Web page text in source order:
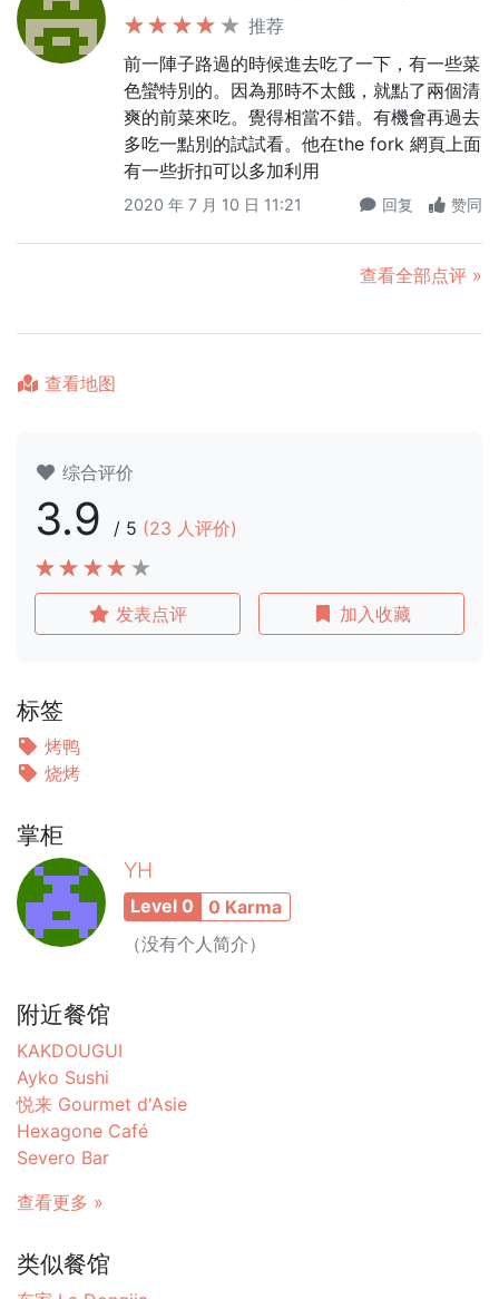
推荐
前一陣子路過的時候進去吃了一下，有一些菜
色蠻特別的。因為那時不太餓，就點了兩個清
爽的前菜來吃。覺得相當不錯。有機會再過去
多吃一點別的試試看。他在the fork 網頁上面
有一些折扣可以多加利用
2020 年 7 月 10 日 11:21 回复 赞同
查看全部点评 »
查看地图
综合评价
3.9 / 5 (23 人评价)
发表点评 加入收藏
标签
烤鸭
烧烤
掌柜
YH
Level 0
0 Karma
（没有个人简介）
附近餐馆
KAKDOUGUI
Ayko Sushi
悦来 Gourmet d'Asie
Hexagone Café
Severo Bar
查看更多 »
类似餐馆